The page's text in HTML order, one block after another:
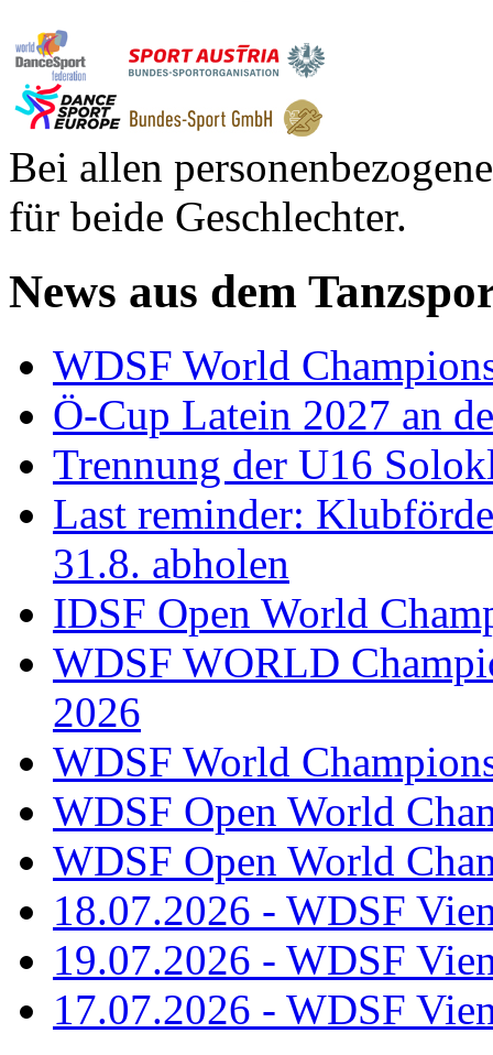
Bei allen
für beide Geschlechter.
News aus dem
WDSF World
Ö-Cup Latein 2027 an
Trennung der U16
Last reminder:
31.8. abholen
IDSF Open World
WDSF WORLD
2026
WDSF World
WDSF Open World
WDSF Open World
18.07.2026 - WDSF
19.07.2026 - WDSF
17.07.2026 - WDSF